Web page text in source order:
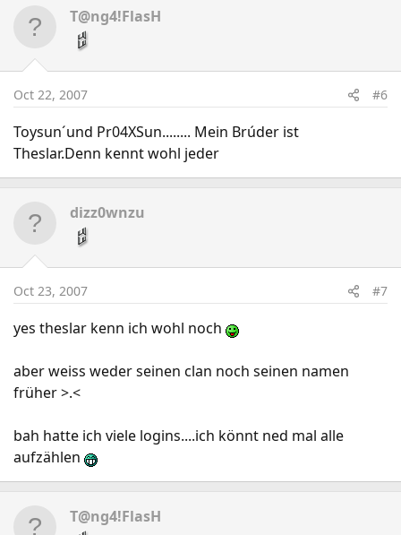
T@ng4!FlasH
Oct 22, 2007 #6
Toysun´und Pr04XSun........ Mein Brúder ist
Theslar.Denn kennt wohl jeder
dizz0wnzu
Oct 23, 2007 #7
yes theslar kenn ich wohl noch
aber weiss weder seinen clan noch seinen namen
früher >.<
bah hatte ich viele logins....ich könnt ned mal alle
aufzählen
T@ng4!FlasH